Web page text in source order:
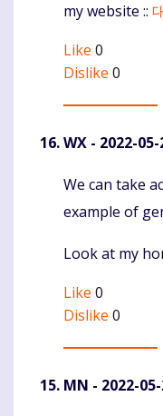
my website ::
Like 0
Dislike 0
WX - 2022-
Komentaras
We can take
example of
Look at my
Like 0
Dislike 0
MN - 2022-